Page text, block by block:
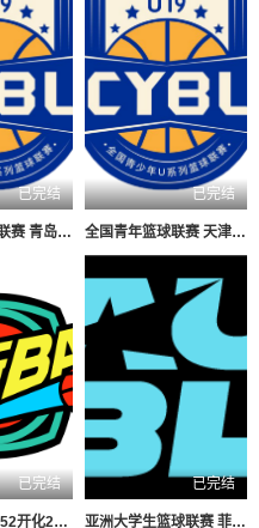
已完结
全国青年篮球联赛 青岛国信海天92-71山西汾酒20260803
已完结
全国青年篮球联赛 天津荣钢66-79吉林东北虎20260804
已完结
浙BA 江山69-52开化20260803
已完结
亚洲大学生篮球联赛 菲律宾大学VS高丽大学20260804